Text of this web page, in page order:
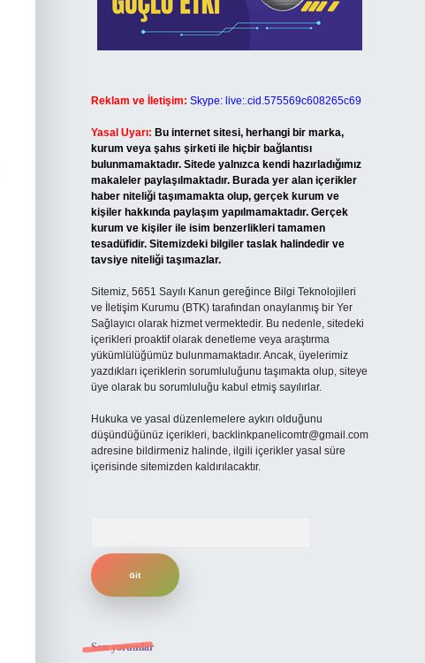
Reklam ve İletişim: Skype: live:.cid.575569c608265c69
Yasal Uyarı: Bu internet sitesi, herhangi bir marka,
kurum veya şahıs şirketi ile hiçbir bağlantısı
bulunmamaktadır. Sitede yalnızca kendi hazırladığımız
makaleler paylaşılmaktadır. Burada yer alan içerikler
haber niteliği taşımamakta olup, gerçek kurum ve
kişiler hakkında paylaşım yapılmamaktadır. Gerçek
kurum ve kişiler ile isim benzerlikleri tamamen
tesadüfidir. Sitemizdeki bilgiler taslak halindedir ve
tavsiye niteliği taşımazlar.
Sitemiz, 5651 Sayılı Kanun gereğince Bilgi Teknolojileri
ve İletişim Kurumu (BTK) tarafından onaylanmış bir Yer
Sağlayıcı olarak hizmet vermektedir. Bu nedenle, sitedeki
içerikleri proaktif olarak denetleme veya araştırma
yükümlülüğümüz bulunmamaktadır. Ancak, üyelerimiz
yazdıkları içeriklerin sorumluluğunu taşımakta olup, siteye
üye olarak bu sorumluluğu kabul etmiş sayılırlar.
Hukuka ve yasal düzenlemelere aykırı olduğunu
düşündüğünüz içerikleri, backlinkpanelicomtr@gmail.com
adresine bildirmeniz halinde, ilgili içerikler yasal süre
içerisinde sitemizden kaldırılacaktır.
Son yorumlar